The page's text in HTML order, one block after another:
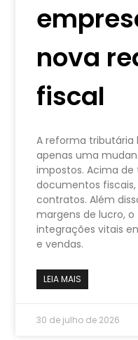
nova
fiscal
A reforma tributária
apenas uma
impostos. Acima
documentos
contratos. Além
margens de lucro,
integrações vitais
e vendas.
LEIA MAIS
30 de julho de 2026